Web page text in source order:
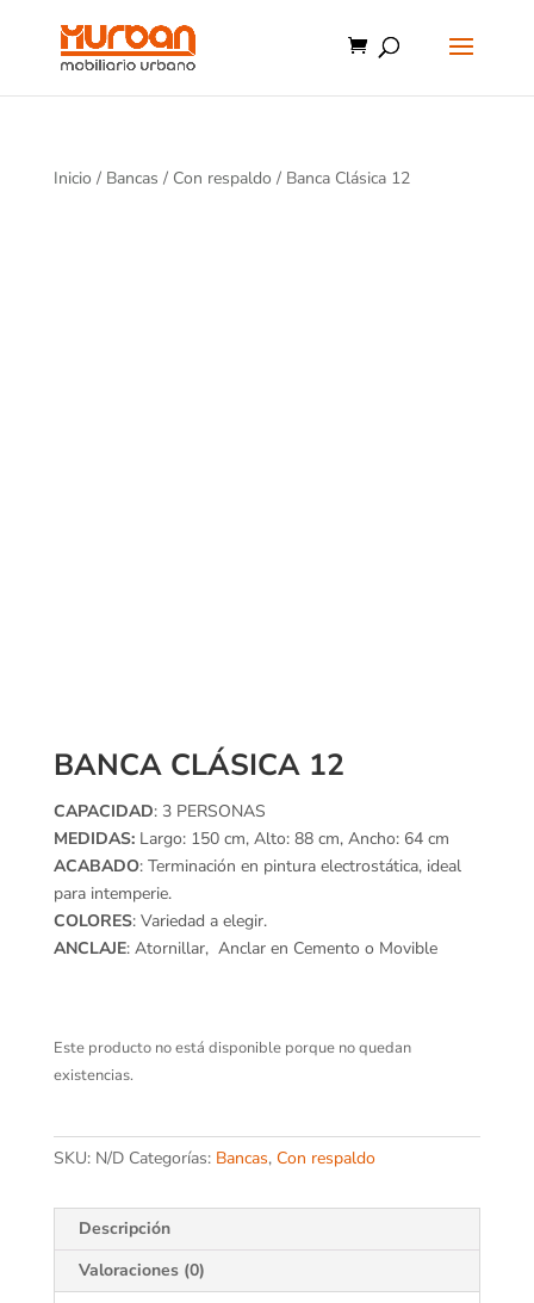
Inicio / Bancas / Con respaldo / Banca Clásica 12
BANCA CLÁSICA 12
CAPACIDAD: 3 PERSONAS
MEDIDAS: Largo: 150 cm, Alto: 88 cm, Ancho: 64 cm
ACABADO: Terminación en pintura electrostática, ideal
para intemperie.
COLORES: Variedad a elegir.
ANCLAJE: Atornillar, Anclar en Cemento o Movible
Este producto no está disponible porque no quedan
existencias.
SKU: N/D Categorías: Bancas, Con respaldo
Descripción
Valoraciones (0)